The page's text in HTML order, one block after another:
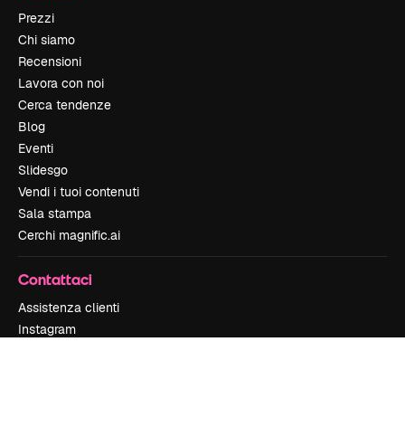
Prezzi
Chi siamo
Recensioni
Lavora con noi
Cerca tendenze
Blog
Eventi
Slidesgo
Vendi i tuoi contenuti
Sala stampa
Cerchi magnific.ai
Contattaci
Assistenza clienti
Instagram